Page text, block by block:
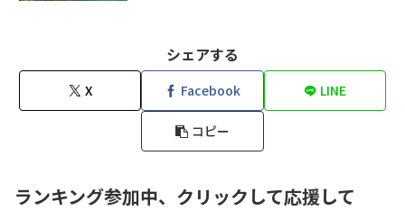
シェアする
X Facebook LINE
コピー
ランキング参加中、クリックして応援して